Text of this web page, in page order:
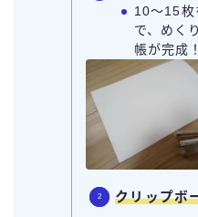
10～15枚
で、めく
帳が完成！
クリップボ